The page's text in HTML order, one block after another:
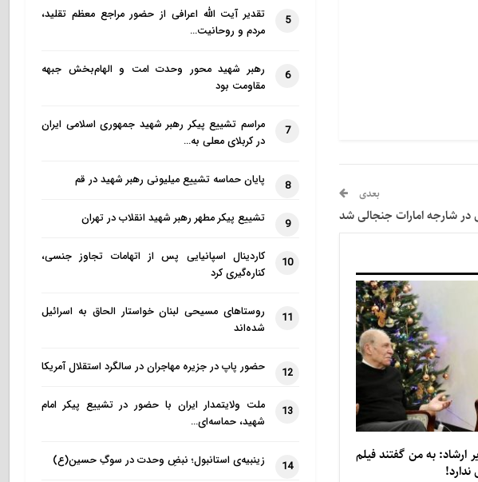
بعدی
شارجه امارات جنجالی شد
ارشاد: به من گفتند فیلم
5
تقدیر آیت الله اعرافی از حضور مراجع معظم تقلید،
مردم و روحانیت…
6
رهبر شهید محور وحدت امت و الهام‌بخش جبهه
مقاومت بود
7
مراسم تشییع پیکر رهبر شهید جمهوری اسلامی ایران
در کربلای معلی به…
8 پایان حماسه تشییع میلیونی رهبر شهید در قم
9 تشییع پیکر مطهر رهبر شهید انقلاب در تهران
10
کاردینال اسپانیایی پس از اتهامات تجاوز جنسی،
کناره‌گیری کرد
11
روستاهای مسیحی لبنان خواستار الحاق به اسرائیل
شده‌اند
12 حضور پاپ در جزیره مهاجران در سالگرد استقلال آمریکا
13
ملت ولایتمدار ایران با حضور در تشییع پیکر امام
شهید، حماسه‌ای…
14 زینبیه‌ی استانبول؛ نبضِ وحدت در سوگِ حسین(ع)